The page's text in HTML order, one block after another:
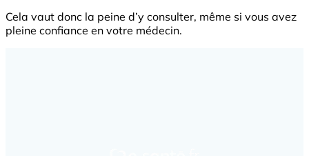
Cela vaut donc la peine d’y consulter, même si vous avez
pleine confiance en votre médecin.